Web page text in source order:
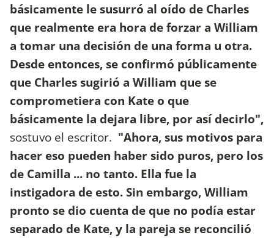
básicamente le susurró al oído de Charles
que realmente era hora de forzar a William
a tomar una decisión de una forma u otra.
Desde entonces, se confirmó públicamente
que Charles sugirió a William que se
comprometiera con Kate o que
básicamente la dejara libre, por así decirlo",
sostuvo el escritor. "Ahora, sus motivos para
hacer eso pueden haber sido puros, pero los
de Camilla ... no tanto. Ella fue la
instigadora de esto. Sin embargo, William
pronto se dio cuenta de que no podía estar
separado de Kate, y la pareja se reconcilió